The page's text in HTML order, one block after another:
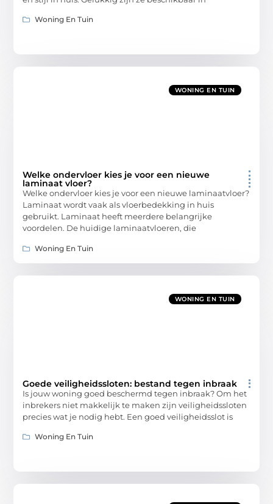
Woning En Tuin
WONING EN TUIN
Welke ondervloer kies je voor een nieuwe
laminaat vloer?
Welke ondervloer kies je voor een nieuwe laminaatvloer?
Laminaat wordt vaak als vloerbedekking in huis
gebruikt. Laminaat heeft meerdere belangrijke
voordelen. De huidige laminaatvloeren, die
Woning En Tuin
WONING EN TUIN
Goede veiligheidssloten: bestand tegen inbraak
Is jouw woning goed beschermd tegen inbraak? Om het
inbrekers niet makkelijk te maken zijn veiligheidssloten
precies wat je nodig hebt. Een goed veiligheidsslot is
Woning En Tuin